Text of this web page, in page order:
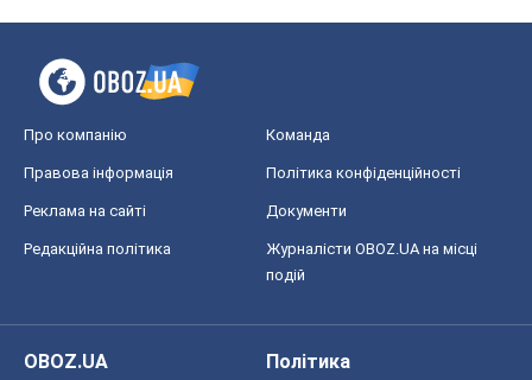
Про компанію Команда
Правова інформація Політика конфіденційності
Реклама на сайті Документи
Редакційна політика
Журналісти OBOZ.UA на місці
подій
OBOZ.UA
Політика